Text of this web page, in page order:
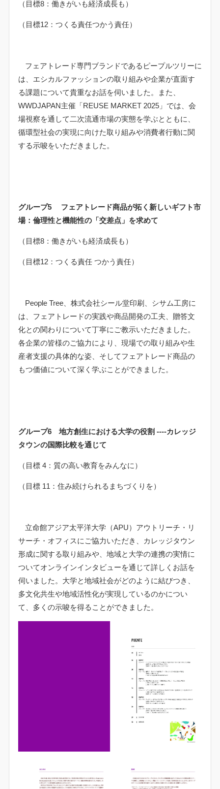
（目標8：働きがいも経済成長も）
（目標12：つくる責任つかう責任）
フェアトレード専門ブランドであるピープルツリーに
は、エシカルファッションの取り組みや企業が直面す
る課題について貴重なお話を伺いました。また、
WWDJAPAN主催「REUSE MARKET 2025」では、会
場視察を通して二次流通市場の実態を学ぶとともに、
循環型社会の実現に向けた取り組みや消費者行動に関
する示唆をいただきました。
グループ5フェアトレード商品が拓く新しいギフト市
場：倫理性と機能性の「交差点」を求めて
（目標8：働きがいも経済成長も）
（目標12：つくる責任 つかう責任）
People Tree、株式会社シール堂印刷、シサム工房に
は、フェアトレードの実践や商品開発の工夫、贈答文
化との関わりについて丁寧にご教示いただきました。
各企業の皆様のご協力により、現場での取り組みや生
産者支援の具体的な姿、そしてフェアトレード商品の
もつ価値について深く学ぶことができました。
グループ6地方創生における大学の役割 ----カレッジ
タウンの国際比較を通じて
（目標4：質の高い教育をみんなに）
（目標11 ：住み続けられるまちづくりを）
立命館アジア太平洋大学（APU）アウトリーチ・リ
サーチ・オフィスにご協力いただき、カレッジタウン
形成に関する取り組みや、地域と大学の連携の実情に
ついてオンラインインタビューを通じて詳しくお話を
伺いました。大学と地域社会がどのように結びつき、
多文化共生や地域活性化が実現しているのかについ
て、多くの示唆を得ることができました。